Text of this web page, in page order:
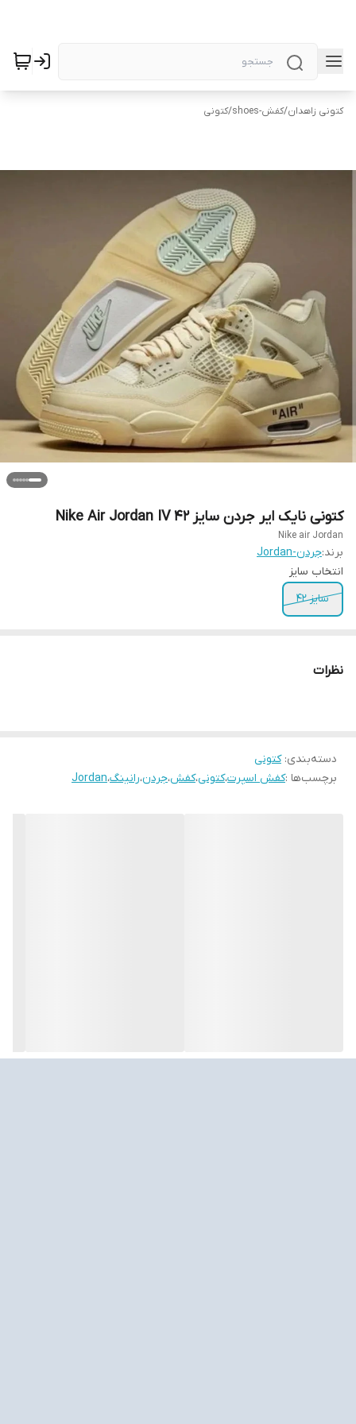
کتونی زاهدان/کفش-shoes /کتونی
کتونی نایک ایر جردن سایز ۴۲ Nike Air Jordan IV
Nike air Jordan
برند:جردن-Jordan
انتخاب سایز
سایز ۴۲
نظرات
دسته‌بندی:کتونی
برچسب‌ها :کفش اسپرت،کتونی،کفش،جردن،رانینگ،Jordan